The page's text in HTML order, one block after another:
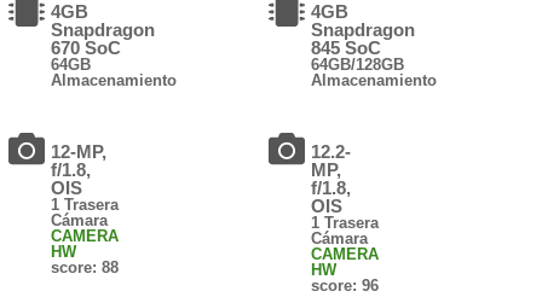
4GB
Snapdragon
670 SoC
64GB
Almacenamiento
12-MP,
f/1.8,
OIS
1 Trasera
Cámara
CAMERA
HW
score: 88
4GB
Snapdragon
845 SoC
64GB/128GB
Almacenamiento
12.2-
MP,
f/1.8,
OIS
1 Trasera
Cámara
CAMERA
HW
score: 96